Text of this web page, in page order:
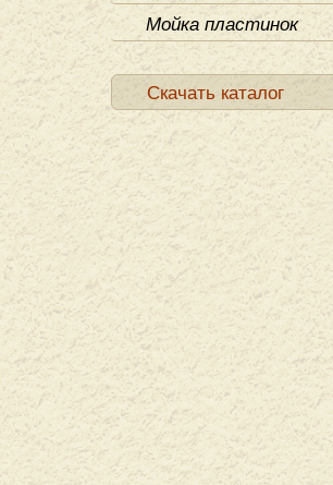
Мойка пластинок
Скачать каталог